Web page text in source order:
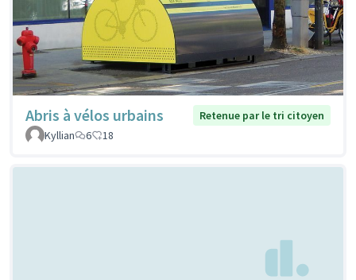
Abris à vélos urbains
Retenue par le tri citoyen
Kyllian
6 18